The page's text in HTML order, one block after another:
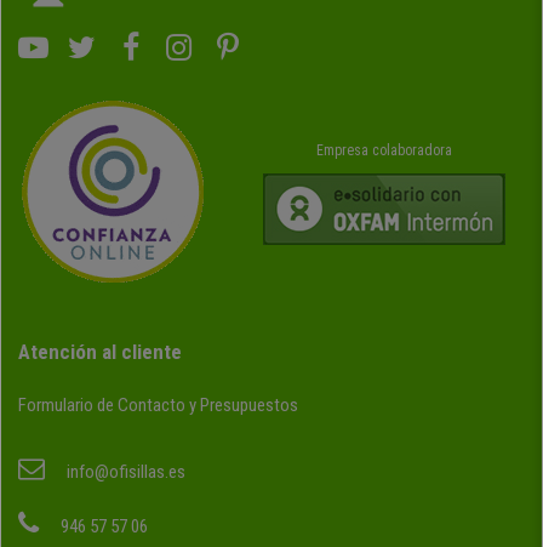
Empresa colaboradora
Atención al cliente
Formulario de Contacto y Presupuestos
info@ofisillas.es
946 57 57 06